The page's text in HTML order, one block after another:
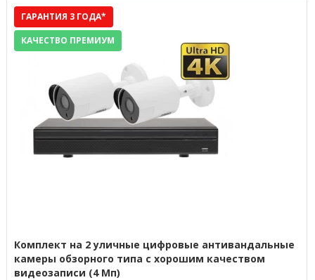
Комплект на 2 уличные цифровые антивандальные
камеры обзорного типа с хорошим качеством
видеозаписи (4 Мп)
ГАРАНТИЯ 3 ГОДА*
КАЧЕСТВО ПРЕМИУМ